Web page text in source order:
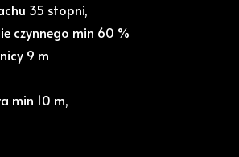
35 stopni,
czynnego min 60 %
9 m
min 10 m,